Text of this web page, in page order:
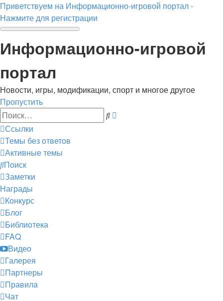
Приветствуем на Информационно-игровой портал -
Нажмите для регистрации
Информационно-игровой
портал
Новости, игры, модификации, спорт и многое другое
Пропустить
Поиск
Ссылки
Темы без ответов
Активные темы
Поиск
Заметки
Награды
Конкурс
Блог
Библиотека
FAQ
Видео
Галерея
Партнеры
Правила
Чат